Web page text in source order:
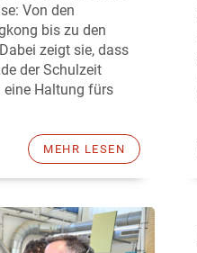
Von den
bis zu den
zeigt sie, dass
der Schulzeit
eine Haltung fürs
MEHR LESEN